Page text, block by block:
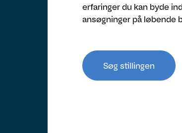
erfaringer du kan byde
ansøgninger på løbende
Søg stillingen